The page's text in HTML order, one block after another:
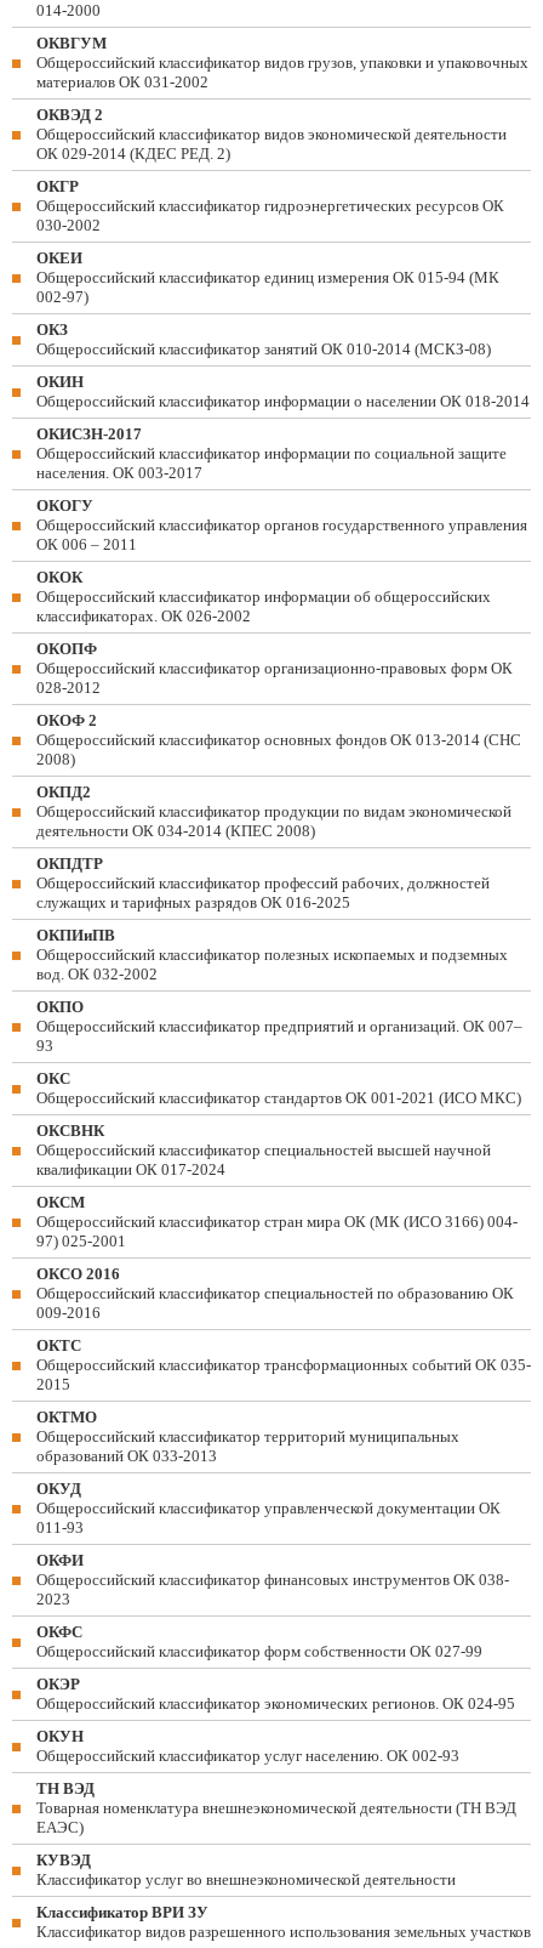
014-2000
ОКВГУМ
Общероссийский классификатор видов грузов, упаковки и упаковочных
материалов ОК 031-2002
ОКВЭД 2
Общероссийский классификатор видов экономической деятельности
ОК 029-2014 (КДЕС РЕД. 2)
ОКГР
Общероссийский классификатор гидроэнергетических ресурсов ОК
030-2002
ОКЕИ
Общероссийский классификатор единиц измерения ОК 015-94 (МК
002-97)
ОКЗ
Общероссийский классификатор занятий ОК 010-2014 (МСКЗ-08)
ОКИН
Общероссийский классификатор информации о населении ОК 018-2014
ОКИСЗН-2017
Общероссийский классификатор информации по социальной защите
населения. ОК 003-2017
ОКОГУ
Общероссийский классификатор органов государственного управления
ОК 006 – 2011
ОКОК
Общероссийский классификатор информации об общероссийских
классификаторах. ОК 026-2002
ОКОПФ
Общероссийский классификатор организационно-правовых форм ОК
028-2012
ОКОФ 2
Общероссийский классификатор основных фондов ОК 013-2014 (СНС
2008)
ОКПД2
Общероссийский классификатор продукции по видам экономической
деятельности ОК 034-2014 (КПЕС 2008)
ОКПДТР
Общероссийский классификатор профессий рабочих, должностей
служащих и тарифных разрядов ОК 016-2025
ОКПИиПВ
Общероссийский классификатор полезных ископаемых и подземных
вод. ОК 032-2002
ОКПО
Общероссийский классификатор предприятий и организаций. ОК 007–
93
ОКС
Общероссийский классификатор стандартов ОК 001-2021 (ИСО МКС)
ОКСВНК
Общероссийский классификатор специальностей высшей научной
квалификации ОК 017-2024
ОКСМ
Общероссийский классификатор стран мира ОК (МК (ИСО 3166) 004-
97) 025-2001
ОКСО 2016
Общероссийский классификатор специальностей по образованию ОК
009-2016
ОКТС
Общероссийский классификатор трансформационных событий ОК 035-
2015
ОКТМО
Общероссийский классификатор территорий муниципальных
образований ОК 033-2013
ОКУД
Общероссийский классификатор управленческой документации ОК
011-93
ОКФИ
Общероссийский классификатор финансовых инструментов OK 038-
2023
ОКФС
Общероссийский классификатор форм собственности ОК 027-99
ОКЭР
Общероссийский классификатор экономических регионов. ОК 024-95
ОКУН
Общероссийский классификатор услуг населению. ОК 002-93
ТН ВЭД
Товарная номенклатура внешнеэкономической деятельности (ТН ВЭД
ЕАЭС)
КУВЭД
Классификатор услуг во внешнеэкономической деятельности
Классификатор ВРИ ЗУ
Классификатор видов разрешенного использования земельных участков